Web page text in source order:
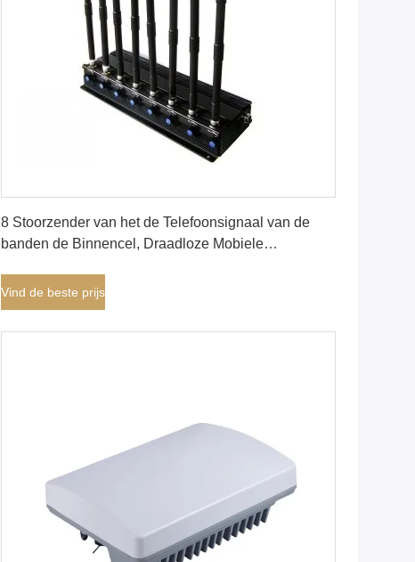
8 Stoorzender van het de Telefoonsignaal van de
banden de Binnencel, Draadloze Mobiele
Vind de beste prijs